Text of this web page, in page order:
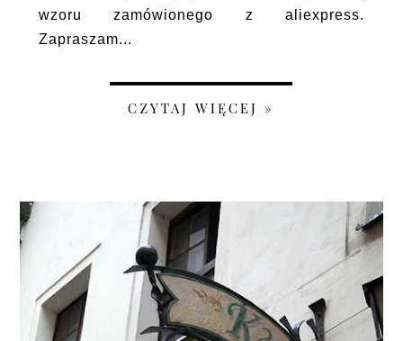
wzoru zamówionego z aliexpress.
Zapraszam...
CZYTAJ WIĘCEJ »